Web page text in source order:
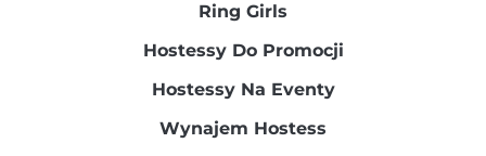
Ring Girls
Hostessy Do Promocji
Hostessy Na Eventy
Wynajem Hostess